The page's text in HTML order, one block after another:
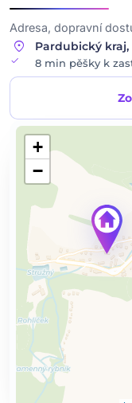
Adresa, dopravní
location_on Pardubický kraj,
check 8 min pěšky k
+
−